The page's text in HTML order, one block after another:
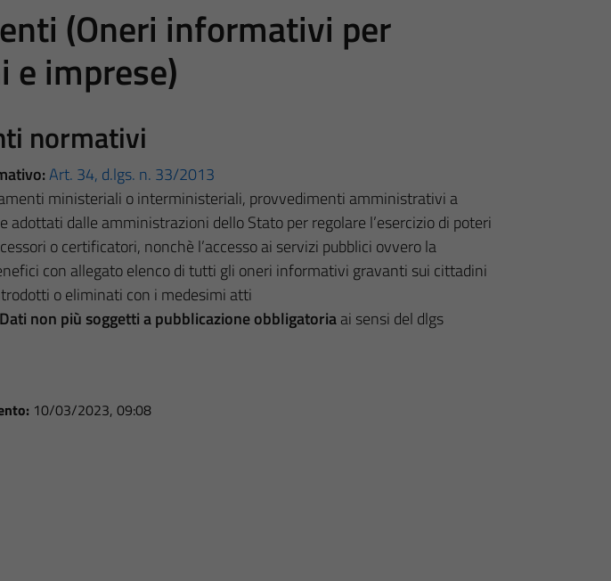
(Oneri informativi per
e imprese)
normativi
Art. 34, d.lgs. n. 33/2013
ministeriali o interministeriali, provvedimenti amministrativi a
adottati dalle amministrazioni dello Stato per regolare l’esercizio di poteri
o certificatori, nonchè l’accesso ai servizi pubblici ovvero la
con allegato elenco di tutti gli oneri informativi gravanti sui cittadini
o eliminati con i medesimi atti
Dati non più soggetti a pubblicazione obbligatoriaai sensi del dlgs
10/03/2023, 09:08